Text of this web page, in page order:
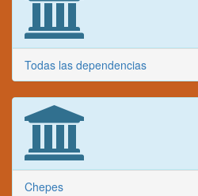
Todas las dependencias
Chepes